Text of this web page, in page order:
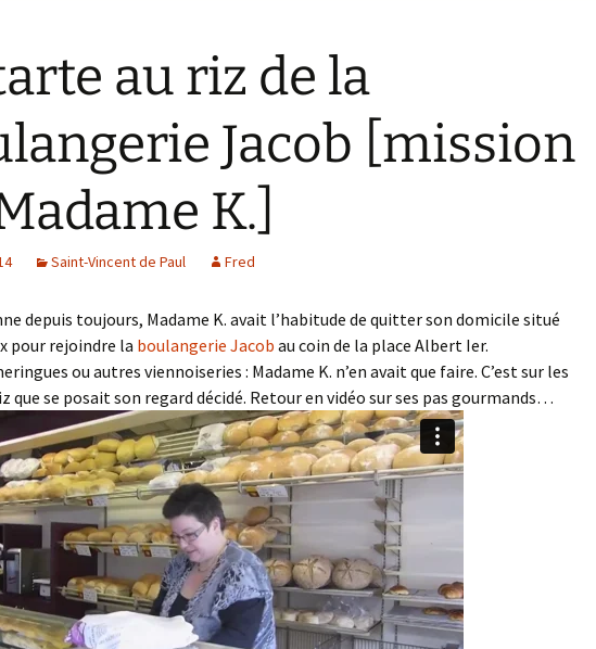
Résidence des Arcades
Résidence do Grand Fa
au riz de la
Jacob [mission
K.]
Saint-Vincent de Paul Fred
depuis toujours, Madame K. avait l’habitude de quitter son domicile situé
pour rejoindre la boulangerie Jacob au coin de la place Albert Ier.
ou autres viennoiseries : Madame K. n’en avait que faire. C’est sur les
que se posait son regard décidé. Retour en vidéo sur ses pas gourmands…